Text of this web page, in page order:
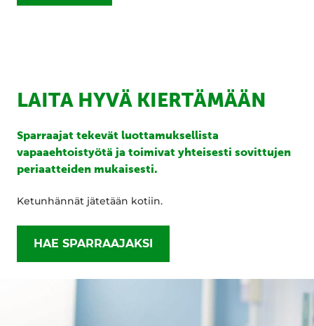
LAITA HYVÄ KIERTÄMÄÄN
Sparraajat tekevät luottamuksellista
vapaaehtoistyötä ja toimivat yhteisesti sovittujen
periaatteiden mukaisesti.
Ketunhännät jätetään kotiin.
HAE SPARRAAJAKSI